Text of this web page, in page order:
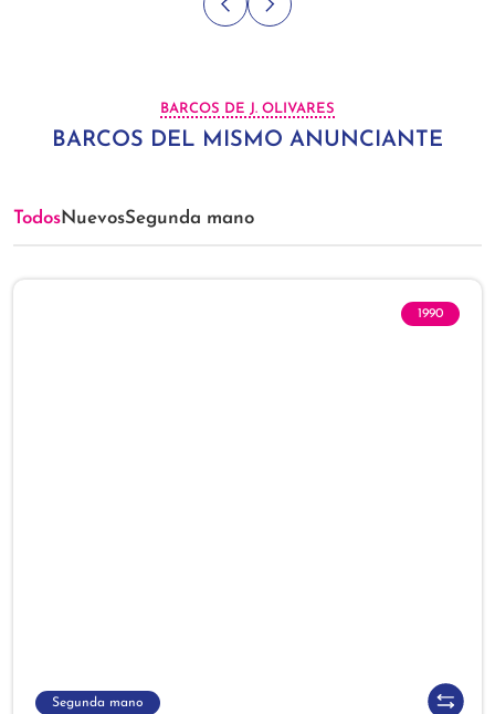
BARCOS DE J. OLIVARES
BARCOS DEL MISMO ANUNCIANTE
TodosNuevosSegunda mano
1990
Segunda mano